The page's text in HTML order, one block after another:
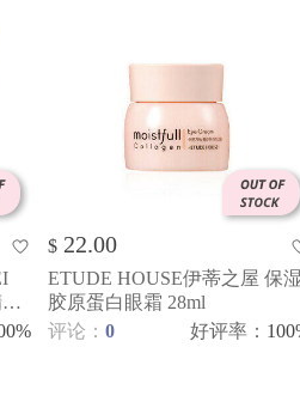
$ 22.00
ETUDE HOUSE伊蒂之屋 保湿
胶原蛋白眼霜 28ml
评论： 0 好评率 ：